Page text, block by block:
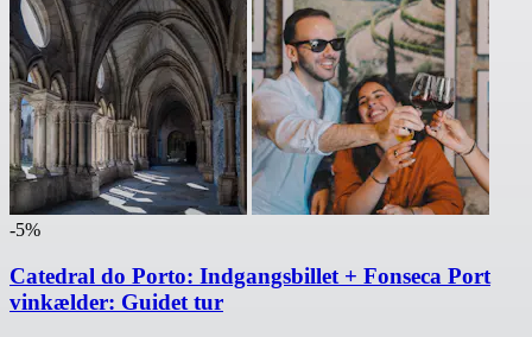
-5%
Catedral do Porto: Indgangsbillet + Fonseca Port
vinkælder: Guidet tur